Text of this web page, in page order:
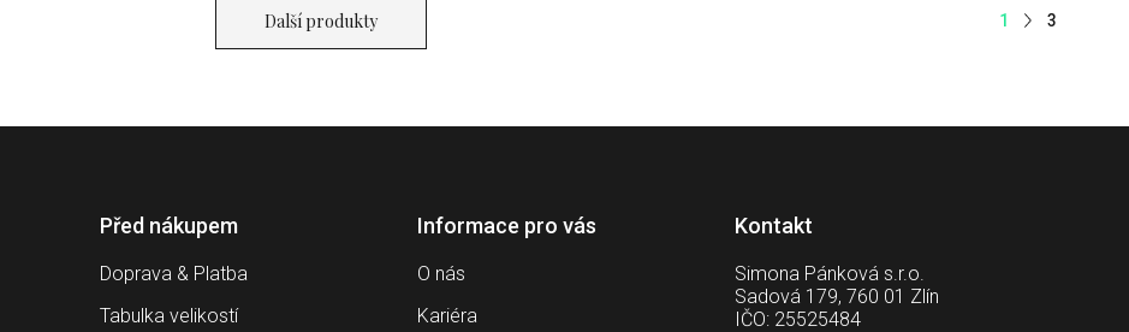
Další produkty 1 3
Před nákupem
Doprava & Platba
Tabulka velikostí
Informace pro vás
O nás
Kariéra
Kontakt
Simona Pánková s.r.o.
Sadová 179, 760 01 Zlín
IČO: 25525484